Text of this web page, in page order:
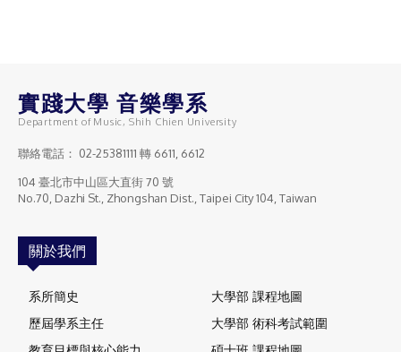
實踐大學 音樂學系
Department of Music, Shih Chien University
聯絡電話： 02-25381111 轉 6611, 6612
104 臺北市中山區大直街 70 號
No.70, Dazhi St., Zhongshan Dist., Taipei City 104, Taiwan
關於我們
系所簡史
歷屆學系主任
大學部 課程地圖
大學部 術科考試範圍